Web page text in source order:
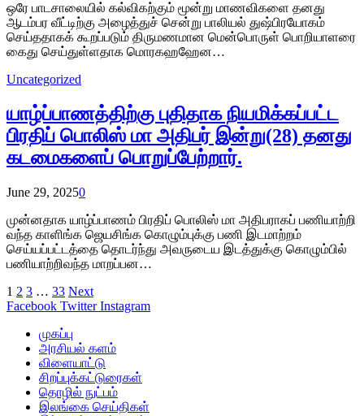
ஒரே பாடசாலையில் கல்விகற்கும் மூன்று மாணவிகளை தனது
ஆடம்பர வீட்டிற்கு அழைத்துச் சென்று பாலியல் துஷ்பிரயோகம்
செய்ததாகக் கூறப்படும் திருமணமான மென்பொருள் பொறியாளரை
கைது செய்துள்ளதாக மொரகஹஹேன…
Uncategorized
யாழ்ப்பாணத்திற்கு புதிதாக நியமிக்கப்பட்ட
பிரதிப் பொலிஸ் மா அதிபர் இன்று(28) தனது
கடமைகளைப் பொறுப்பேற்றார்.
June 29, 20250
முன்னதாக யாழ்ப்பாணம் பிரதிப் பொலிஸ் மா அதிபராகப் பணியாற்றி
வந்த காளிங்க ஜெயசிங்க கொழும்புக்கு பணி இடமாற்றம்
செய்யப்பட்டத்தை தொடர்ந்து அவருடைய இடத்துக்கு கொழும்பில்
பணியாற்றிவந்த மாறப்பன…
1 2 3 … 33 Next
Facebook Twitter Instagram
முகப்பு
அரசியல் களம்
விளையாட்டு
சிறப்புக்கட்டுரைகள்
தொழில் நுட்பம்
இலங்கை செய்திகள்